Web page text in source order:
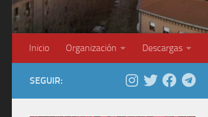
Inicio Organización Descargas
SEGUIR: